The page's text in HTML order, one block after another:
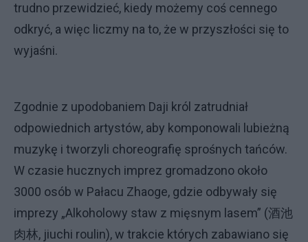
trudno przewidzieć, kiedy możemy coś cennego
odkryć, a więc liczmy na to, że w przyszłości się to
wyjaśni.
Zgodnie z upodobaniem Daji król zatrudniał
odpowiednich artystów, aby komponowali lubieżną
muzykę i tworzyli choreografię sprośnych tańców.
W czasie hucznych imprez gromadzono około
3000 osób w Pałacu Zhaoge, gdzie odbywały się
imprezy „Alkoholowy staw z mięsnym lasem” (酒池
肉林, jiuchi roulin), w trakcie których zabawiano się